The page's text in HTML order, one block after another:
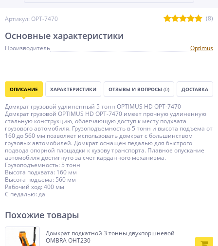
Артикул: OPT-7470 (8)
Основные характеристики
Производитель Optimus
ОПИСАНИЕ ХАРАКТЕРИСТИКИ ОТЗЫВЫ И ВОПРОСЫ (0) ДОСТАВКА
Домкрат грузовой удлиненный 5 тонн OPTIMUS HD OPT-7470
Домкрат грузовой OPTIMUS HD OPT-7470 имеет прочную удлиненную
стальную конструкцию, облегчающую доступ к месту подхвата
грузового автомобиля. Грузоподъемность в 5 тонн и высота подъема от
160 до 560 мм позволяет использовать домкрат с большинством
грузовых автомобилей. Домкрат оснащен педалью для быстрого
подвода опорной площадки к кузову транспорта. Плавное опускание
автомобиля достигнуто за счет карданного механизма.
Грузоподъемность: 5 тонн
Высота подхвата: 160 мм
Высота подъема: 560 мм
Рабочий ход: 400 мм
С педалью: да
Похожие товары
Домкрат подкатной 3 тонны двухпоршневой
OMBRA OHT230